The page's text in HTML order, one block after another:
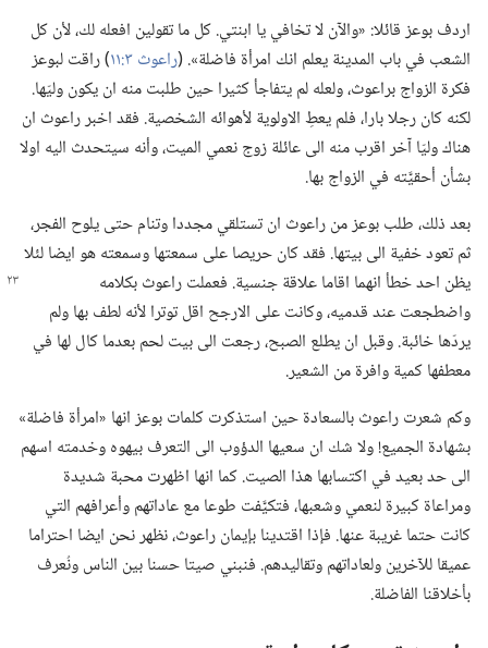
اردف بوعز قائلا:‏ «والآن لا تخافي يا ابنتي.‏ كل ما تقولين افعله لك،‏ لأن كل
الشعب في باب المدينة يعلم انك امرأة فاضلة».‏ (‏راعوث ٣:‏١١
‏)‏ راقت لبوعز
فكرة الزواج براعوث،‏ ولعله لم يتفاجأ كثيرا حين طلبت منه ان يكون وليّها.‏
لكنه كان رجلا بارا،‏ فلم يعطِ الاولوية لأهوائه الشخصية.‏ فقد اخبر راعوث ان
هناك وليّا آخر اقرب منه الى عائلة زوج نعمي الميت،‏ وأنه سيتحدث اليه اولا
بشأن أحقيَّته في الزواج بها.‏
بعد ذلك،‏ طلب بوعز من راعوث ان تستلقي مجددا وتنام حتى يلوح الفجر،‏
ثم تعود خفية الى بيتها.‏ فقد كان حريصا على سمعتها وسمعته هو ايضا لئلا
يظن احد خطأ انهما اقاما علاقة جنسية.‏ فعملتراعوث بكلامه
واضطجعت عند قدميه،‏ وكانت على الارجح اقل توترا لأنه لطف بها ولم
يردّها خائبة.‏ وقبل ان يطلع الصبح،‏ رجعت الى بيت لحم بعدما كال لها في
معطفها كمية وافرة من الشعير.‏
وكم شعرت راعوث بالسعادة حين استذكرت كلمات بوعز انها «امرأة فاضلة»
بشهادة الجميع!‏ ولا شك ان سعيها الدؤوب الى التعرف بيهوه وخدمته اسهم
الى حد بعيد في اكتسابها هذا الصيت.‏ كما انها اظهرت محبة شديدة
ومراعاة كبيرة لنعمي وشعبها،‏ فتكيَّفت طوعا مع عاداتهم وأعرافهم التي
كانت حتما غريبة عنها.‏ فإذا اقتدينا بإيمان راعوث،‏ نظهر نحن ايضا احتراما
عميقا للآخرين ولعاداتهم وتقاليدهم.‏ فنبني صيتا حسنا بين الناس ونُعرف
بأخلاقنا الفاضلة.‏